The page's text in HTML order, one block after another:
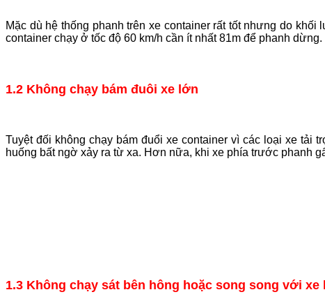
Mặc dù hệ thống phanh trên xe container rất tốt nhưng do
container chạy ở tốc độ 60 km/h cần ít nhất 81m để phanh
1.2 Không chạy bám đuôi xe lớn
Tuyệt đối không chạy bám đuổi xe container vì các loại xe tải
huống bất ngờ xảy ra từ xa. Hơn nữa, khi xe phía trước phanh
1.3 Không chạy sát bên hông hoặc song song với xe